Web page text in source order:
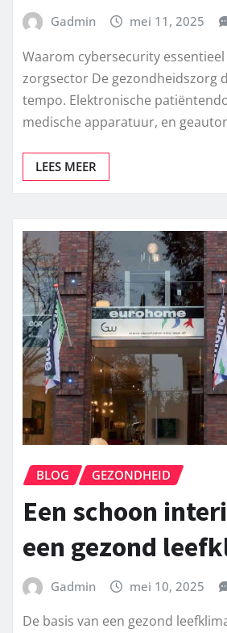
Gadmin mei 11, 2025
Waarom cybersecurity essentieel
zorgsector De gezondheidszorg
tempo. Elektronische
medische apparatuur, en
LEES MEER
BLOG GEZONDHEID
Een schoon
een gezond
Gadmin mei 10, 2025
De basis van een gezond